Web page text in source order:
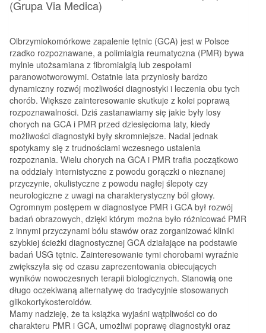
(Grupa Via Medica)
Olbrzymiokomórkowe zapalenie tętnic (GCA) jest w Polsce
rzadko rozpoznawane, a polimialgia reumatyczna (PMR) bywa
mylnie utożsamiana z fibromialgią lub zespołami
paranowotworowymi. Ostatnie lata przyniosły bardzo
dynamiczny rozwój możliwości diagnostyki i leczenia obu tych
chorób. Większe zainteresowanie skutkuje z kolei poprawą
rozpoznawalności. Dziś zastanawiamy się jakie były losy
chorych na GCA i PMR przed dziesięcioma laty, kiedy
możliwości diagnostyki były skromniejsze. Nadal jednak
spotykamy się z trudnościami wczesnego ustalenia
rozpoznania. Wielu chorych na GCA i PMR trafia początkowo
na oddziały internistyczne z powodu gorączki o nieznanej
przyczynie, okulistyczne z powodu nagłej ślepoty czy
neurologiczne z uwagi na charakterystyczny ból głowy.
Ogromnym postępem w diagnostyce PMR i GCA był rozwój
badań obrazowych, dzięki którym można było różnicować PMR
z innymi przyczynami bólu stawów oraz zorganizować kliniki
szybkiej ścieżki diagnostycznej GCA działające na podstawie
badań USG tętnic. Zainteresowanie tymi chorobami wyraźnie
zwiększyła się od czasu zaprezentowania obiecujących
wyników nowoczesnych terapii biologicznych. Stanowią one
długo oczekiwaną alternatywę do tradycyjnie stosowanych
glikokortykosteroidów.
Mamy nadzieję, że ta książka wyjaśni wątpliwości co do
charakteru PMR i GCA, umożliwi poprawę diagnostyki oraz